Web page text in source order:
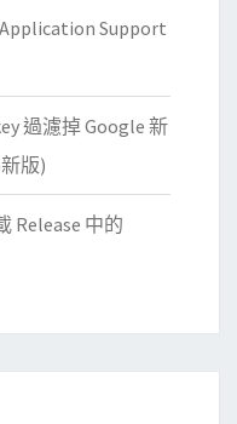
Support
過濾掉 Google 新
版)
Release 中的